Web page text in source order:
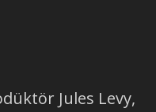
Jules Levy,